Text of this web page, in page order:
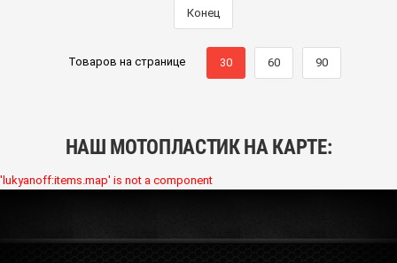
Конец
Товаров на странице 30 60 90
НАШ МОТОПЛАСТИК НА КАРТЕ:
'lukyanoff:items.map' is not a component